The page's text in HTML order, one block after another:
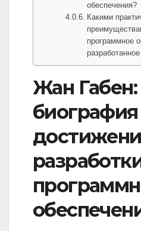
обеспечения?
Какими
программное
Жан Габен: